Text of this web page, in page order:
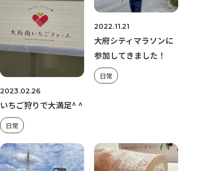
2023.02.26
いちご狩りで大満足^ ^
日常
2022.11.21
大府シティマラソンに
参加してきました！
日常